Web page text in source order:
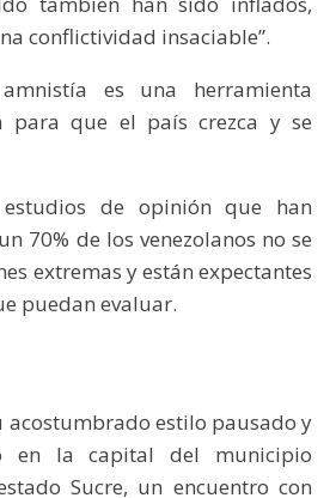
conflictividad insaciable”.
es una herramienta
para que el país crezca y se
de opinión que han
70% de los venezolanos no se
extremas y están expectantes
puedan evaluar.
acostumbrado estilo pausado y
en la capital del municipio
Sucre, un encuentro con